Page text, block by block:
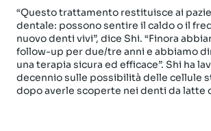
“Questo trattamento restituisce ai
dentale: possono sentire il caldo o il
nuovo denti vivi”, dice Shi. “Finora
follow-up per due/tre anni e abbiamo
una terapia sicura ed efficace”. Shi ha
decennio sulle possibilità delle cellule
dopo averle scoperte nei denti da latte